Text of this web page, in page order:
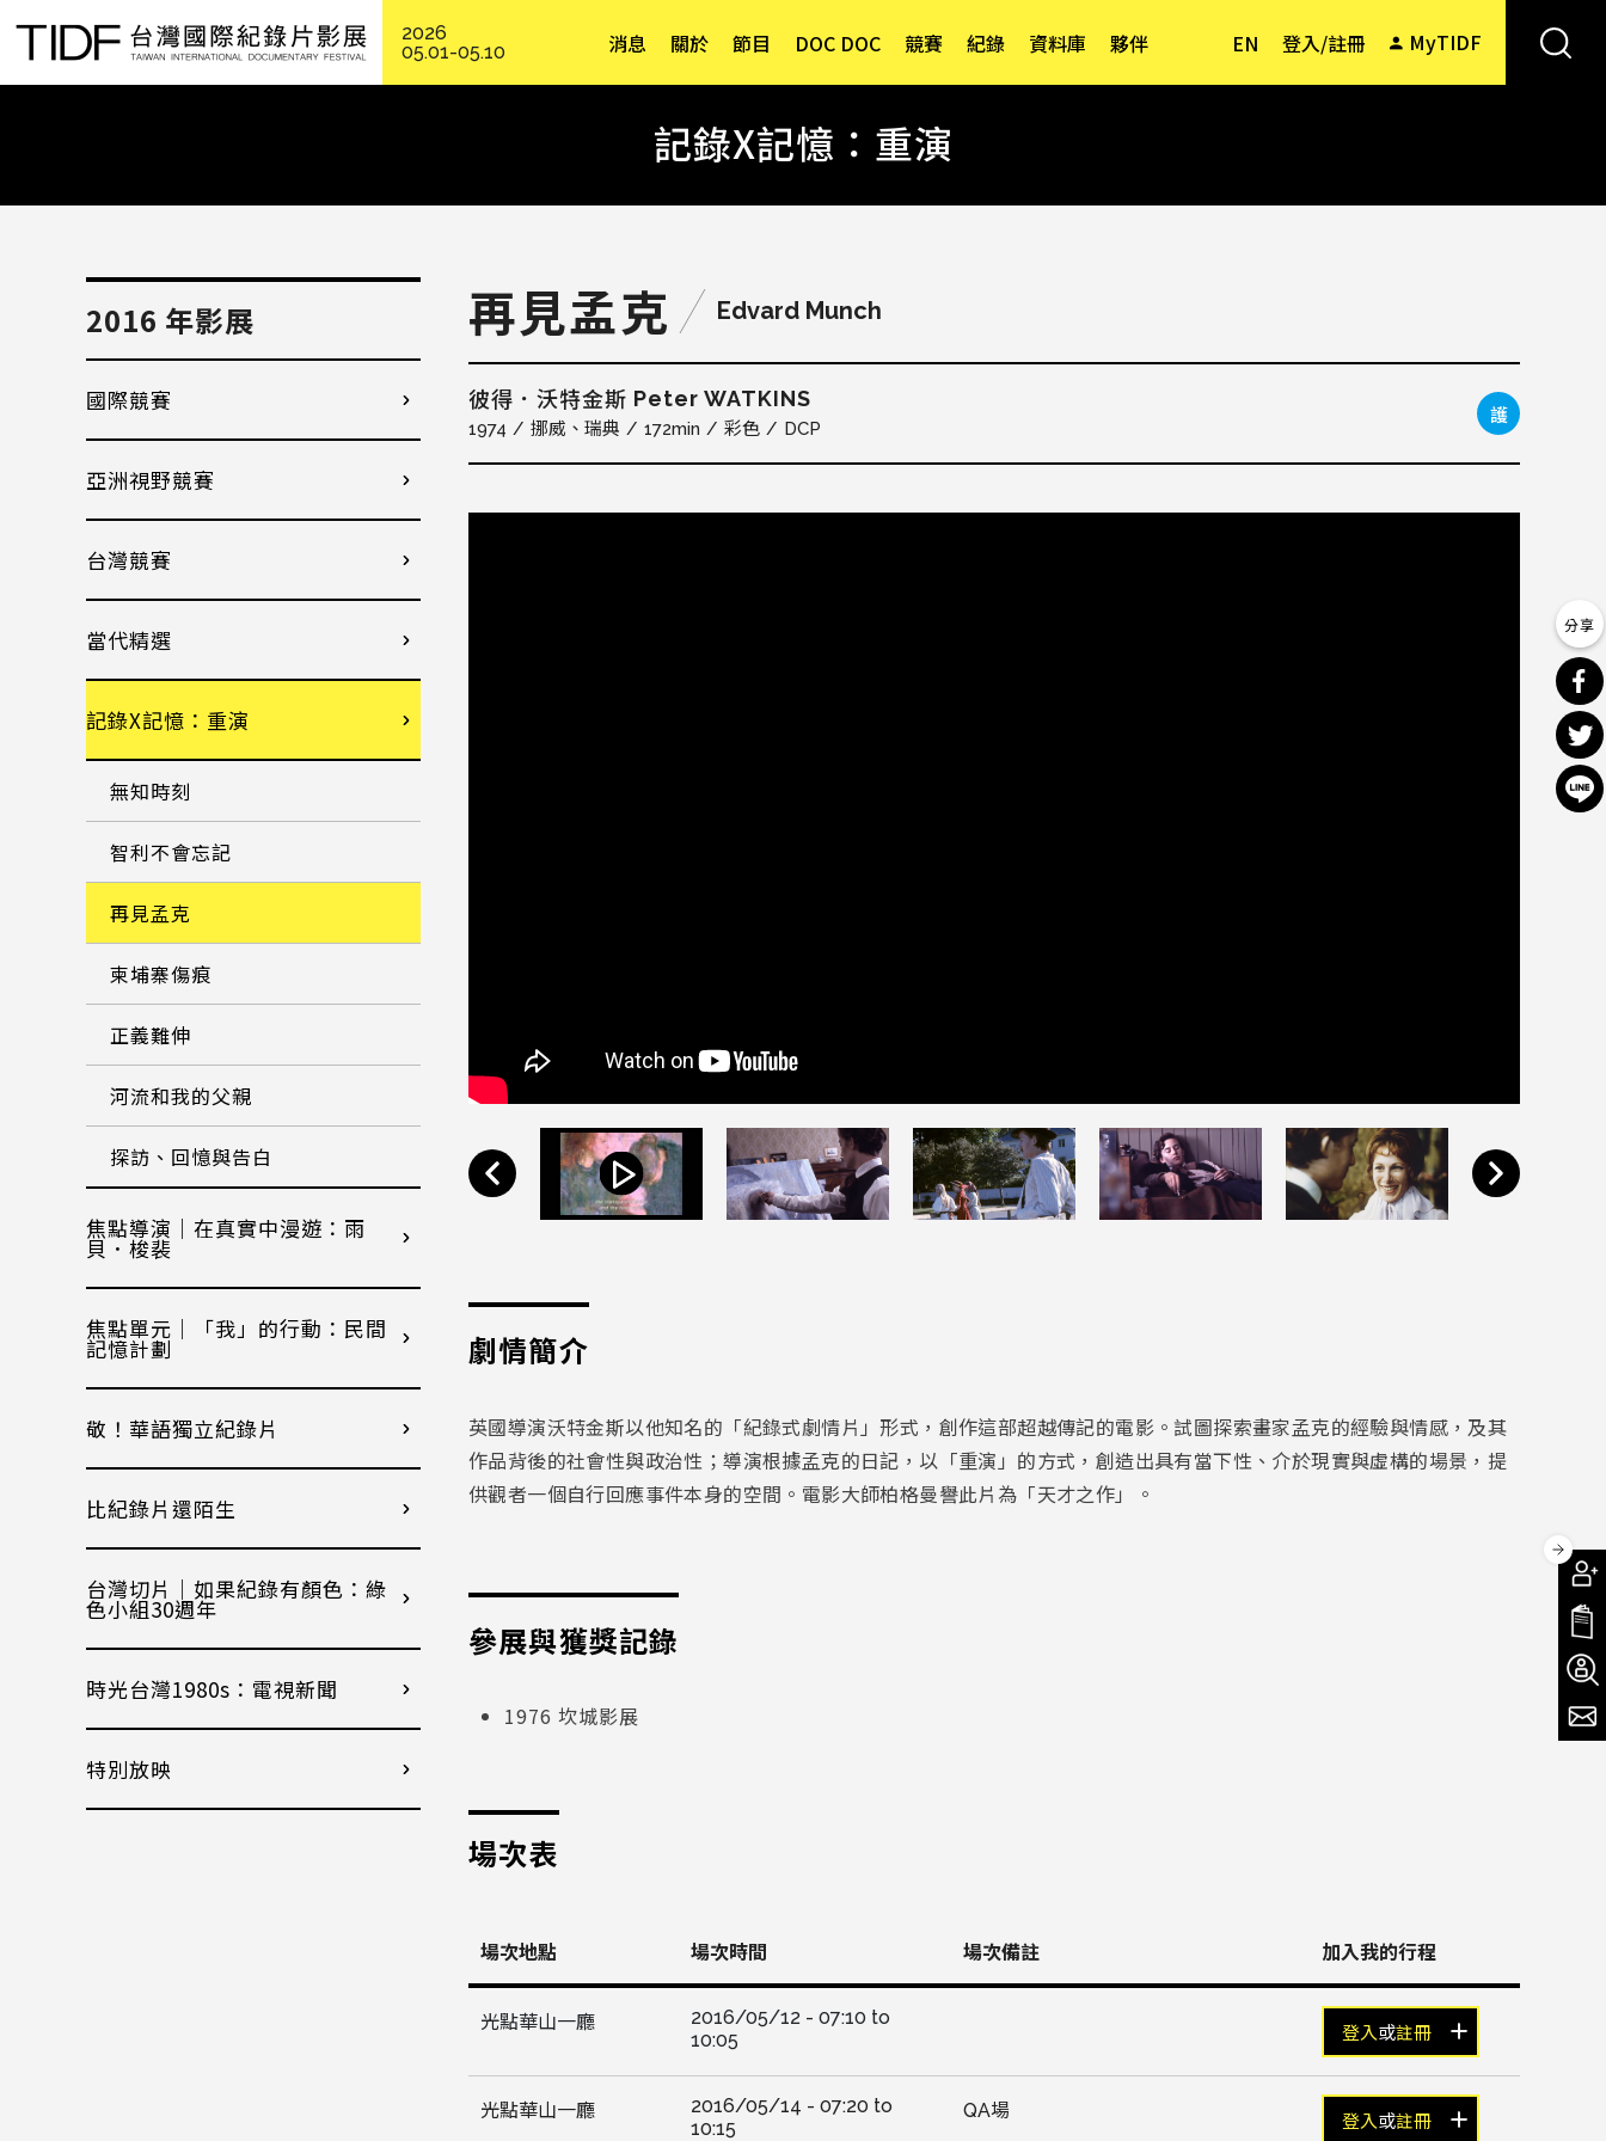
2026
05.01-05.10
EN 登入/註冊 MyTIDF
消息 關於 節目 DOC DOC 競賽 紀錄 資料庫 夥伴
記錄X記憶：重演
再見孟克 Edvard Munch
彼得．沃特金斯 Peter WATKINS
1974 挪威 瑞典 172min 彩色 DCP
護
劇情簡介
英國導演沃特金斯以他知名的「紀錄式劇情片」形式，創作這部超越傳記的電影。試圖探索畫家孟克的經驗與情感，及其
作品背後的社會性與政治性；導演根據孟克的日記，以「重演」的方式，創造出具有當下性、介於現實與虛構的場景，提
供觀者一個自行回應事件本身的空間。電影大師柏格曼譽此片為「天才之作」。
參展與獲獎記錄
1976 坎城影展
場次表
場次地點 場次時間 場次備註 加入我的行程
光點華山一廳 2016/05/12 - 07:10 to
10:05
登入或註冊
光點華山一廳 2016/05/14 - 07:20 to
10:15
QA場 登入或註冊
2016 年影展
國際競賽
亞洲視野競賽
台灣競賽
當代精選
記錄X記憶：重演
無知時刻
智利不會忘記
再見孟克
柬埔寨傷痕
正義難伸
河流和我的父親
探訪、回憶與告白
焦點導演｜在真實中漫遊：雨
貝．梭裴
焦點單元｜「我」的行動：民間
記憶計劃
敬！華語獨立紀錄片
比紀錄片還陌生
台灣切片｜如果紀錄有顏色：綠
色小組30週年
時光台灣1980s：電視新聞
特別放映